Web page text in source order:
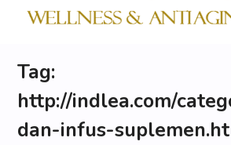
Tag:
http://indlea.com/
dan-infus-